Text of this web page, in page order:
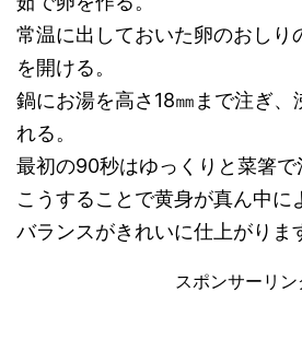
常温に出しておいた卵のおしり
を開ける。
鍋にお湯を高さ18㎜まで注ぎ、
れる。
最初の90秒はゆっくりと菜箸で
こうすることで黄身が真ん中に
バランスがきれいに仕上がりま
スポンサーリン